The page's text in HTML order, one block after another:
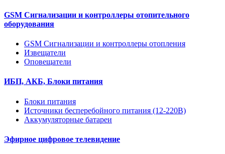
GSM Сигнализации и контроллеры отопительного
оборудования
GSM Сигнализации и контроллеры отопления
Извещатели
Оповещатели
ИБП, АКБ, Блоки питания
Блоки питания
Источники бесперебойного питания (12-220В)
Аккумуляторные батареи
Эфирное цифровое телевидение